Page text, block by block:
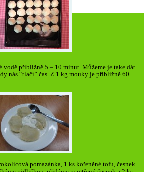
vodě přibližně 5 – 10 minut. Můžeme je take dát
nás “tlačí” čas. Z 1 kg mouky je přibližně 60
pomazánka, 1 ks kořeněné tofu, česnek